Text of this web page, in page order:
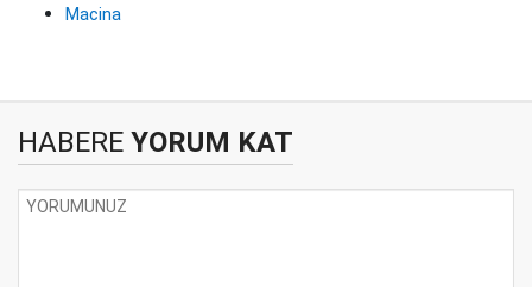
Macina
HABERE YORUM KAT